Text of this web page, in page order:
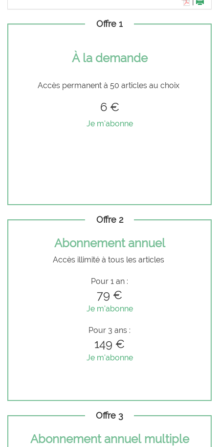
Offre 1
À la demande
Accès permanent à 50 articles au choix
6 €
Je m'abonne
Offre 2
Abonnement annuel
Accès illimité à tous les articles
Pour 1 an :
79 €
Je m'abonne
Pour 3 ans :
149 €
Je m'abonne
Offre 3
Abonnement annuel multiple